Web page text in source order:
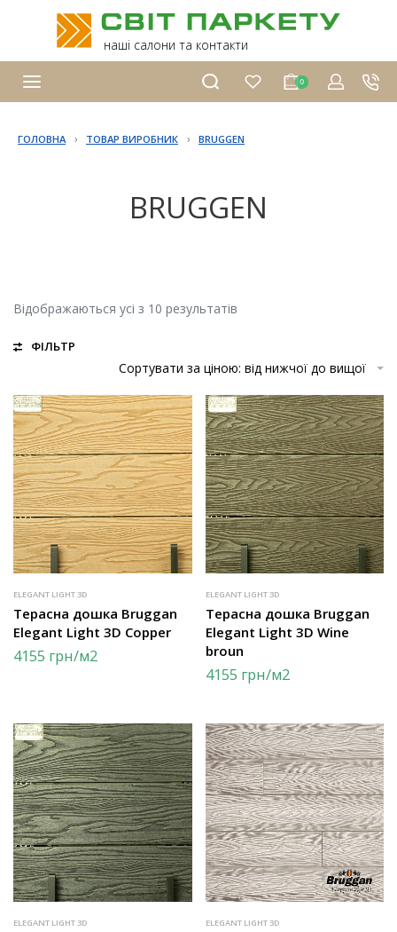
наші салони та контакти
0
ГОЛОВНА › ТОВАР ВИРОБНИК › BRUGGEN
BRUGGEN
Відображаються усі з 10 результатів
ФІЛЬТР
Сортувати за ціною: від нижчої до вищої
ELEGANT LIGHT 3D
Терасна дошка Bruggan
Elegant Light 3D Copper
4155 грн/м2
ELEGANT LIGHT 3D
Терасна дошка Bruggan
Elegant Light 3D Wine
broun
4155 грн/м2
ELEGANT LIGHT 3D ELEGANT LIGHT 3D